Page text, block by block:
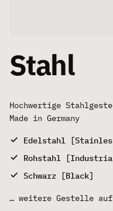
Stahl
Hochwertige
Made in Germany
Edelstahl
Rohstahl
Schwarz [Black]
… weitere Gestelle auf